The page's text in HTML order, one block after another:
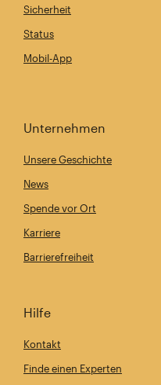
Sicherheit
Status
Mobil-App
Unternehmen
Unsere Geschichte
News
Spende vor Ort
Karriere
Barrierefreiheit
Hilfe
Kontakt
Finde einen Experten